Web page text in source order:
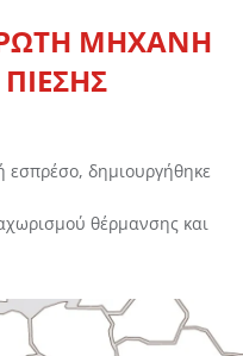
ΜΗΧΑΝΗ
ΠΙΕΣΗΣ
δημιουργήθηκε
θέρμανσης και